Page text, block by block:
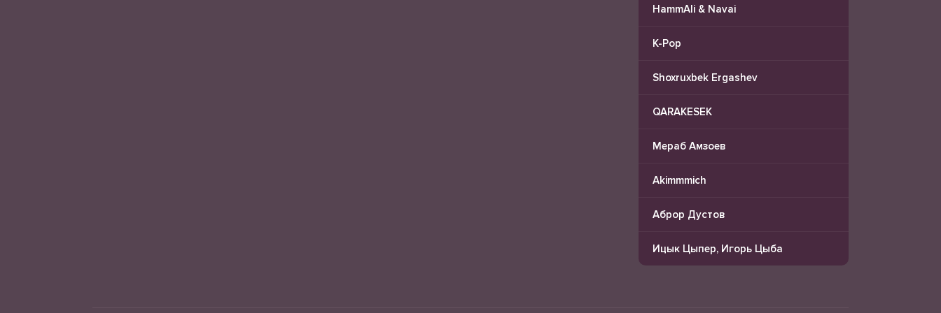
HammAli & Navai
K-Pop
Shoxruxbek Ergashev
QARAKESEK
Мераб Амзоев
Akimmmich
Аброр Дустов
Ицык Цыпер, Игорь Цыба